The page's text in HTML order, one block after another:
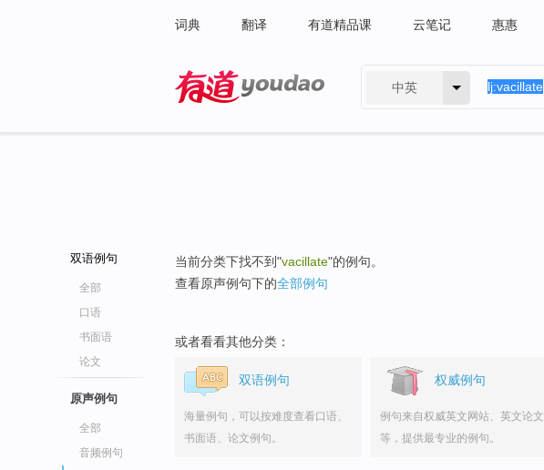
词典 翻译 有道精品课 云笔记 惠惠
中英
双语例句
全部
口语
书面语
论文
原声例句
全部
音频例句
当前分类下找不到"vacillate"的例句。
查看原声例句下的全部例句
或者看看其他分类：
双语例句
海量例句，可以按难度查看口语、
书面语、论文例句。
权威例句
例句来自权威英文网站、英文论文
等，提供最专业的例句。